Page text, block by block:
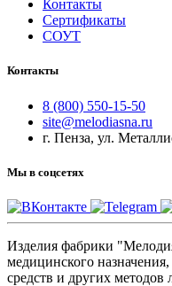
Контакты
Сертификаты
СОУТ
Контакты
8 (800) 550-15-50
site@melodiasna.ru
г. Пенза, ул.
Мы в соцсетях
Изделия фабрики
медицинского
средств и других методов